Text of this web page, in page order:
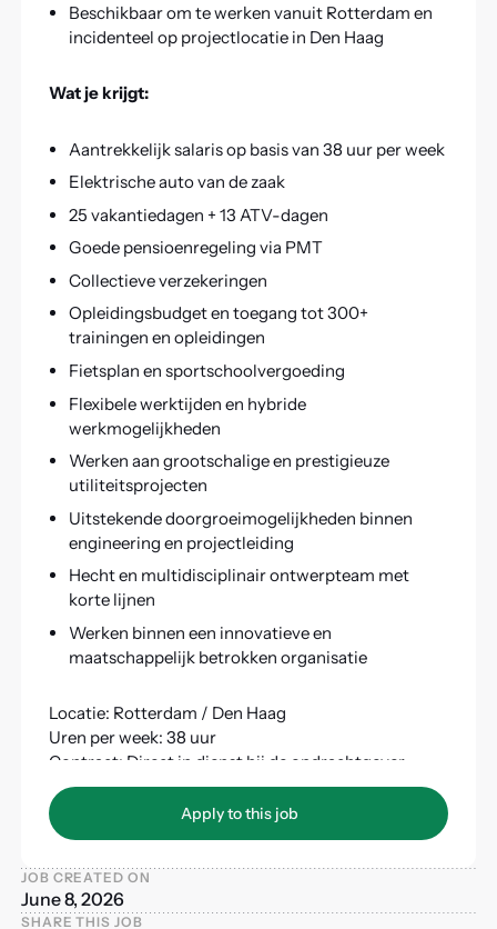
Beschikbaar om te werken vanuit Rotterdam en
incidenteel op projectlocatie in Den Haag
Wat je krijgt:
Aantrekkelijk salaris op basis van 38 uur per week
Elektrische auto van de zaak
25 vakantiedagen + 13 ATV-dagen
Goede pensioenregeling via PMT
Collectieve verzekeringen
Opleidingsbudget en toegang tot 300+
trainingen en opleidingen
Fietsplan en sportschoolvergoeding
Flexibele werktijden en hybride
werkmogelijkheden
Werken aan grootschalige en prestigieuze
utiliteitsprojecten
Uitstekende doorgroeimogelijkheden binnen
engineering en projectleiding
Hecht en multidisciplinair ontwerpteam met
korte lijnen
Werken binnen een innovatieve en
maatschappelijk betrokken organisatie
Locatie: Rotterdam / Den Haag
Uren per week: 38 uur
Contract: Direct in dienst bij de opdrachtgever
Apply to this job
Apply to this job
JOB CREATED ON
June 8, 2026
SHARE THIS JOB